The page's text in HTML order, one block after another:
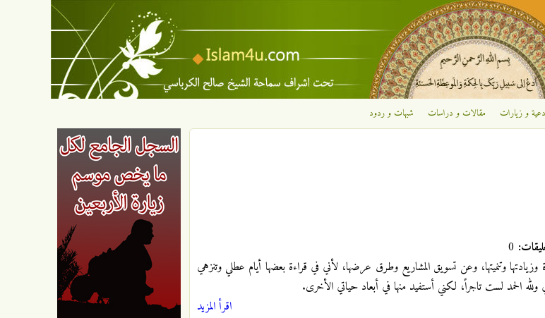
تجاوز إلى المحتوى الرئيسي
و زيارات مقالات و دراسات شبهات و ردود
وتنميتها، وعن تسويق المشاريع وطرق عرضها، لأني في قراءة بعضها أيام عطلي وتنزهي
الحمد لست تاجراً، لكني أستفيد منها في أبعاد حياتي الأخرى.
اقرأ المزيد